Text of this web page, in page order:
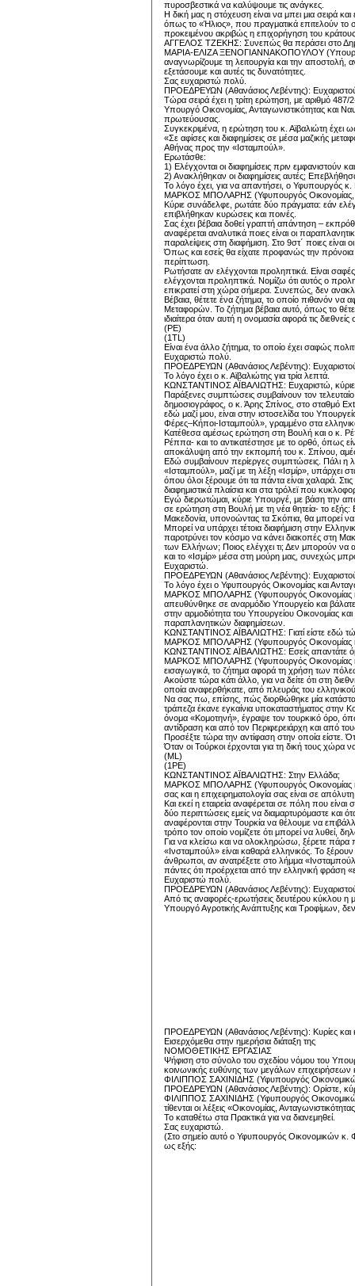
πυροσβεστικά να καλύψουμε τις ανάγκες.
Η δική μας η στόχευση είναι να μπει μια σειρά
όπως το «Ήλιος», που πραγματικά επιτελούν
προκειμένου ακριβώς η επιχορήγηση του
ΑΓΓΕΛΟΣ ΤΖΕΚΗΣ: Συνεπώς θα περάσει στο
ΜΑΡΙΑ-ΕΛΙΖΑ ΞΕΝΟΓΙΑΝΝΑΚΟΠΟΥΛΟΥ (Υπουργός
αναγνωρίζουμε τη λειτουργία και την αποστολή,
εξετάσουμε και αυτές τις δυνατότητες.
Σας ευχαριστώ πολύ.
ΠΡΟΕΔΡΕΥΩΝ (Αθανάσιος Λεβέντης):
Τώρα σειρά έχει η τρίτη ερώτηση, με αριθμό
Υπουργό Οικονομίας, Ανταγωνιστικότητας και
πρωτεύουσας.
Συγκεκριμένα, η ερώτηση του κ. Αϊβαλιώτη έχει
«Σε αφίσες και διαφημίσεις σε μέσα μαζικής
Αθήνας προς την «Ισταμπούλ».
Ερωτάσθε:
1) Ελέγχονται οι διαφημίσεις πριν εμφανιστούν
2) Ανακλήθηκαν οι διαφημίσεις αυτές;
Το λόγο έχει, για να απαντήσει, ο Υφυπουργός
ΜΑΡΚΟΣ ΜΠΟΛΑΡΗΣ (Υφυπουργός Οικονομίας,
Κύριε συνάδελφε, ρωτάτε δύο πράγματα: εάν
επιβλήθηκαν κυρώσεις και ποινές.
Σας έχει βέβαια δοθεί γραπτή απάντηση –
αναφέρεται αναλυτικά ποιες είναι οι
παραλείψεις στη διαφήμιση. Στο 9στ΄ ποιες είναι
Όπως και εσείς θα είχατε προφανώς την πρόνοια
περίπτωση.
Ρωτήσατε αν ελέγχονται προληπτικά. Είναι
ελέγχονται προληπτικά. Νομίζω ότι αυτός ο
επικρατεί στη χώρα σήμερα. Συνεπώς, δεν
Βέβαια, θέτετε ένα ζήτημα, το οποίο πιθανόν
Μεταφορών. Το ζήτημα βέβαια αυτό, όπως το
ιδιαίτερα όταν αυτή η ονομασία αφορά τις διεθνείς
(ΡΕ)
(1TL)
Είναι ένα άλλο ζήτημα, το οποίο έχει σαφώς
Ευχαριστώ πολύ.
ΠΡΟΕΔΡEΥΩΝ (Αθανάσιος Λεβέντης):
Το λόγο έχει ο κ. Αϊβαλιώτης για τρία λεπτά.
ΚΩΝΣΤΑΝΤΙΝΟΣ ΑΪΒΑΛΙΩΤΗΣ: Ευχαριστώ,
Παράξενες συμπτώσεις συμβαίνουν τον
δημοσιογράφος, ο κ. Άρης Σπίνος, στο σταθμό
εδώ μαζί μου, είναι στην ιστοσελίδα του
Φέρες–Κήποι-Ισταμπούλ», γραμμένο στα
Κατέθεσα αμέσως ερώτηση στη Βουλή και ο κ.
Ρέππα- και το αντικατέστησε με το ορθό, όπως
αποκάλυψη από την εκπομπή του κ. Σπίνου,
Εδώ συμβαίνουν περίεργες συμπτώσεις. Πάλι η
«Ισταμπούλ», μαζί με τη λέξη «Ισμίρ», υπάρχει
όπου όλοι ξέρουμε ότι τα πάντα είναι χαλαρά.
διαφημιστικά πλαίσια και στα τρόλεϊ που
Εγώ διερωτώμαι, κύριε Υπουργέ, με βάση την
σε ερώτηση στη Βουλή με τη νέα θητεία- το εξής:
Μακεδονία, υπονοώντας τα Σκόπια, θα μπορεί να
Μπορεί να υπάρχει τέτοια διαφήμιση στην
παροτρύνει τον κόσμο να κάνει διακοπές στη
των Ελλήνων; Ποιος ελέγχει τι; Δεν μπορούν να
και το «Ισμίρ» μέσα στη μούρη μας, συνεχώς
Ευχαριστώ.
ΠΡΟΕΔΡEΥΩΝ (Αθανάσιος Λεβέντης):
Το λόγο έχει ο Υφυπουργός Οικονομίας και
ΜΑΡΚΟΣ ΜΠΟΛΑΡΗΣ (Υφυπουργός Οικονομίας και
απευθύνθηκε σε αναρμόδιο Υπουργείο και
στην αρμοδιότητα του Υπουργείου Οικονομίας
παραπλανητικών διαφημίσεων.
ΚΩΝΣΤΑΝΤΙΝΟΣ ΑΪΒΑΛΙΩΤΗΣ: Γιατί είστε εδώ
ΜΑΡΚΟΣ ΜΠΟΛΑΡΗΣ (Υφυπουργός Οικονομίας και
ΚΩΝΣΤΑΝΤΙΝΟΣ ΑΪΒΑΛΙΩΤΗΣ: Εσείς απαντάτε
ΜΑΡΚΟΣ ΜΠΟΛΑΡΗΣ (Υφυπουργός Οικονομίας
εισαγωγικά, το ζήτημα αφορά τη χρήση των πόλεων
Ακούστε τώρα κάτι άλλο, για να δείτε ότι στη
οποία αναφερθήκατε, από πλευράς του
Να σας πω, επίσης, πώς διορθώθηκε μία
τράπεζα έκανε εγκαίνια υποκαταστήματος στην
όνομα «Κομοτηνή», έγραψε τον τουρκικό όρο,
αντίδραση και από τον Περιφερειάρχη και από
Προσέξτε τώρα την αντίφαση στην οποία είστε.
Όταν οι Τούρκοι έρχονται για τη δική τους χώρα
(ML)
(1PE)
ΚΩΝΣΤΑΝΤΙΝΟΣ ΑΪΒΑΛΙΩΤΗΣ: Στην Ελλάδα;
ΜΑΡΚΟΣ ΜΠΟΛΑΡΗΣ (Υφυπουργός Οικονομίας και
σας και η επιχειρηματολογία σας είναι σε
Και εκεί η εταιρεία αναφέρεται σε πόλη που
δύο περιπτώσεις εμείς να διαμαρτυρόμαστε και
αναφέρονται στην Τουρκία να θέλουμε να
τρόπο τον οποίο νομίζετε ότι μπορεί να λυθεί,
Για να κλείσω και να ολοκληρώσω, ξέρετε πάρα
«Ινσταμπούλ» είναι καθαρά ελληνικός. Το
άνθρωποι, αν ανατρέξετε στο λήμμα
πάντες ότι προέρχεται από την ελληνική φράση
Ευχαριστώ πολύ.
ΠΡΟΕΔΡΕΥΩΝ (Αθανάσιος Λεβέντης):
Από τις αναφορές-ερωτήσεις δευτέρου κύκλου
Υπουργό Αγροτικής Ανάπτυξης και Τροφίμων,
ΠΡΟΕΔΡΕΥΩΝ (Αθανάσιος Λεβέντης): Κυρίες
Εισερχόμεθα στην ημερήσια διάταξη της
ΝΟΜΟΘΕΤΙΚΗΣ ΕΡΓΑΣΙΑΣ
Ψήφιση στο σύνολο του σχεδίου νόμου του
κοινωνικής ευθύνης των μεγάλων επιχειρήσεων
ΦΙΛΙΠΠΟΣ ΣΑΧΙΝΙΔΗΣ (Υφυπουργός
ΠΡΟΕΔΡΕΥΩΝ (Αθανάσιος Λεβέντης): Ορίστε,
ΦΙΛΙΠΠΟΣ ΣΑΧΙΝΙΔΗΣ (Υφυπουργός
τίθενται οι λέξεις «Οικονομίας,
Το καταθέτω στα Πρακτικά για να διανεμηθεί.
Σας ευχαριστώ.
(Στο σημείο αυτό ο Υφυπουργός Οικονομικών κ.
ως εξής: